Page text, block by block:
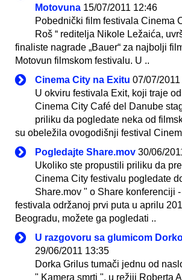
Motovuna 15/07/2011 12:46
Pobednički film festivala Cinema
Roš “ reditelja Nikole Ležaića,
finaliste nagrade „Bauer“ za najbolji
Motovun filmskom festivalu. U ..
Cinema City na Exitu 07/07/
U okviru festivala Exit, koji traje
Cinema City Café del Danube
priliku da pogledate neka od
su obeležila ovogodišnji festival
Pogledajte Share.mov 30/06/
Ukoliko ste propustili priliku da
Cinema City festivalu pogledate
Share.mov " o Share konferenciji
festivala održanoj prvi puta u aprilu
Beogradu, možete ga pogledati ..
U razgovoru sa glumicom
29/06/2011 13:35
Dorka Grilus tumači jednu od
" Kamera smrti ", u režiji Roberta